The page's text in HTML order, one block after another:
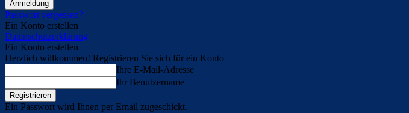
Passwort vergessen?
Ein Konto erstellen
Datenschutzerklärung
Ein Konto erstellen
Herzlich willkommen! Registrieren Sie sich für ein Konto
Ihre E-Mail-Adresse
Ihr Benutzername
Ein Passwort wird Ihnen per Email zugeschickt.